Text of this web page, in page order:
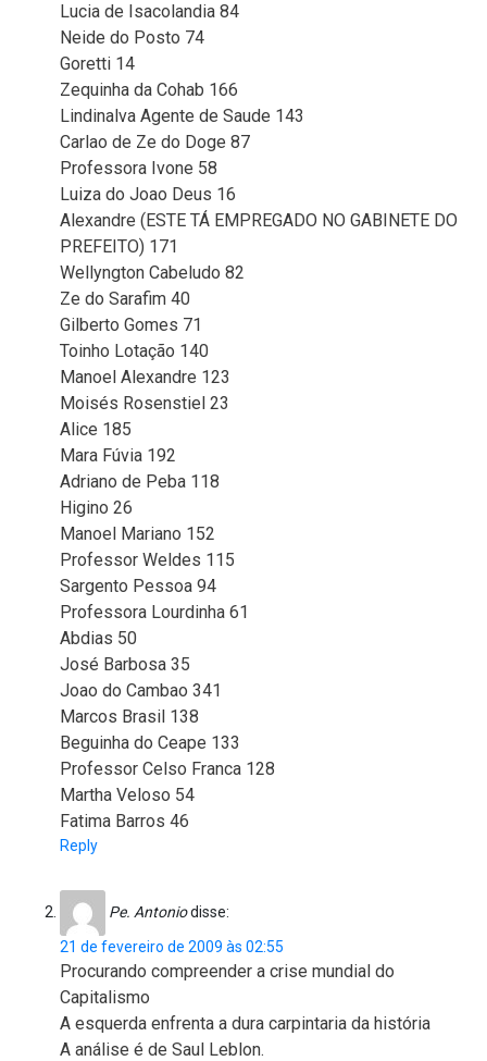
Lucia de Isacolandia 84
Neide do Posto 74
Goretti 14
Zequinha da Cohab 166
Lindinalva Agente de Saude 143
Carlao de Ze do Doge 87
Professora Ivone 58
Luiza do Joao Deus 16
Alexandre (ESTE TÁ EMPREGADO NO GABINETE DO
PREFEITO) 171
Wellyngton Cabeludo 82
Ze do Sarafim 40
Gilberto Gomes 71
Toinho Lotação 140
Manoel Alexandre 123
Moisés Rosenstiel 23
Alice 185
Mara Fúvia 192
Adriano de Peba 118
Higino 26
Manoel Mariano 152
Professor Weldes 115
Sargento Pessoa 94
Professora Lourdinha 61
Abdias 50
José Barbosa 35
Joao do Cambao 341
Marcos Brasil 138
Beguinha do Ceape 133
Professor Celso Franca 128
Martha Veloso 54
Fatima Barros 46
Reply
Pe. Antoniodisse:
21 de fevereiro de 2009 às 02:55
Procurando compreender a crise mundial do
Capitalismo
A esquerda enfrenta a dura carpintaria da história
A análise é de Saul Leblon.